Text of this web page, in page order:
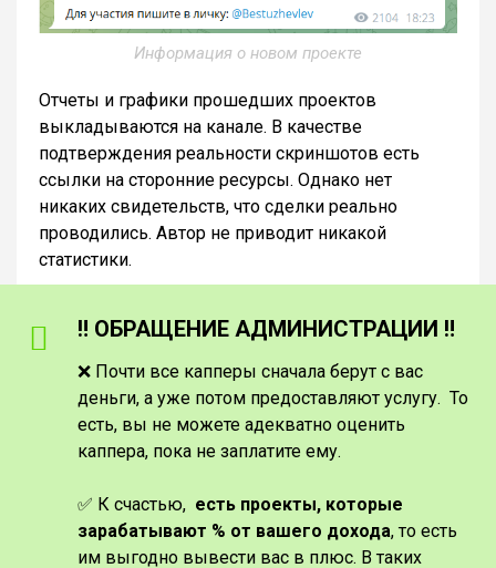
Информация о новом проекте
Отчеты и графики прошедших проектов
выкладываются на канале. В качестве
подтверждения реальности скриншотов есть
ссылки на сторонние ресурсы. Однако нет
никаких свидетельств, что сделки реально
проводились. Автор не приводит никакой
статистики.
‼️ ОБРАЩЕНИЕ АДМИНИСТРАЦИИ ‼️
❌ Почти все капперы сначала берут с вас
деньги, а уже потом предоставляют услугу. То
есть, вы не можете адекватно оценить
каппера, пока не заплатите ему.
✅ К счастью, есть проекты, которые
зарабатывают % от вашего дохода, то есть
им выгодно вывести вас в плюс. В таких